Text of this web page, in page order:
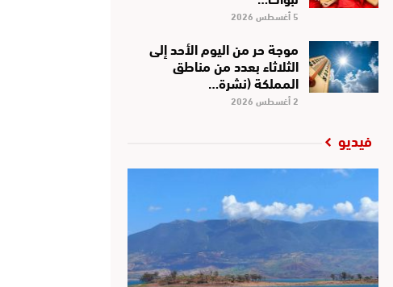
5 أغسطس 2026
موجة حر من اليوم الأحد إلى
الثلاثاء بعدد من مناطق
المملكة (نشرة…
2 أغسطس 2026
فيديو